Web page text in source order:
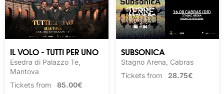
IL VOLO - TUTTI PER UNO
Esedra di Palazzo Te,
Mantova
Tickets from 85.00€
SUBSONICA
Stagno Arena, Cabras
Tickets from 28.75€